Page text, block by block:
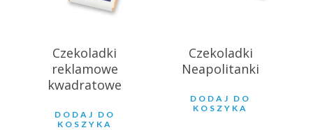
Czekoladki
reklamowe
kwadratowe
DODAJ DO
KOSZYKA
Czekoladki
Neapolitanki
DODAJ DO
KOSZYKA